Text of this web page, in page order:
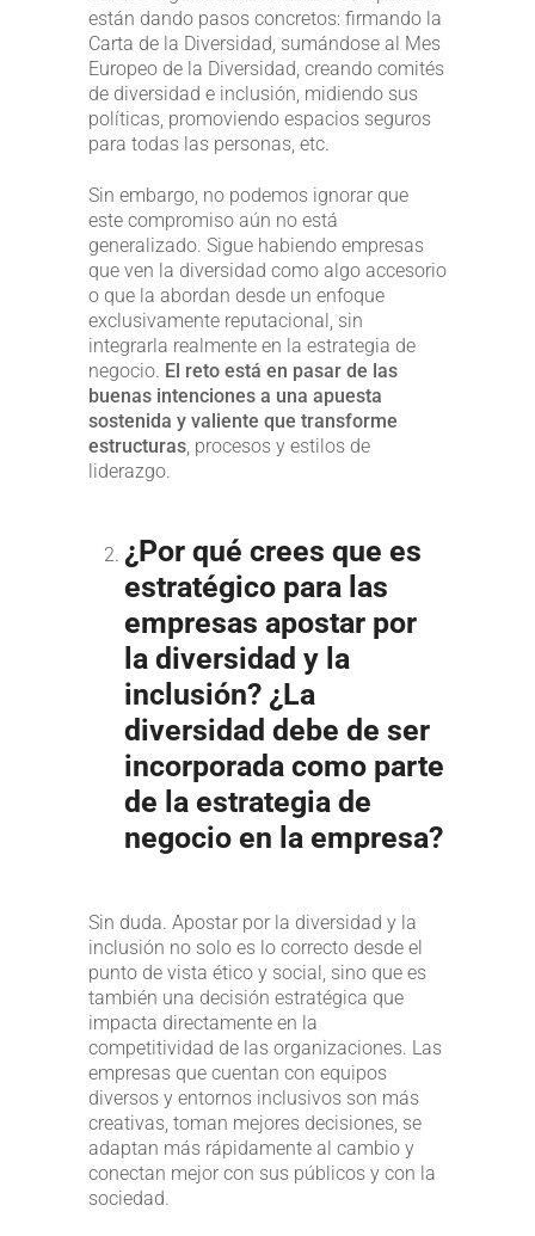
están dando pasos concretos: firmando la
Carta de la Diversidad, sumándose al Mes
Europeo de la Diversidad, creando comités
de diversidad e inclusión, midiendo sus
políticas, promoviendo espacios seguros
para todas las personas, etc.
Sin embargo, no podemos ignorar que
este compromiso aún no está
generalizado. Sigue habiendo empresas
que ven la diversidad como algo accesorio
o que la abordan desde un enfoque
exclusivamente reputacional, sin
integrarla realmente en la estrategia de
negocio. El reto está en pasar de las
buenas intenciones a una apuesta
sostenida y valiente que transforme
estructuras, procesos y estilos de
liderazgo.
¿Por qué crees que es
estratégico para las
empresas apostar por
la diversidad y la
inclusión? ¿La
diversidad debe de ser
incorporada como parte
de la estrategia de
negocio en la empresa?
Sin duda. Apostar por la diversidad y la
inclusión no solo es lo correcto desde el
punto de vista ético y social, sino que es
también una decisión estratégica que
impacta directamente en la
competitividad de las organizaciones. Las
empresas que cuentan con equipos
diversos y entornos inclusivos son más
creativas, toman mejores decisiones, se
adaptan más rápidamente al cambio y
conectan mejor con sus públicos y con la
sociedad.